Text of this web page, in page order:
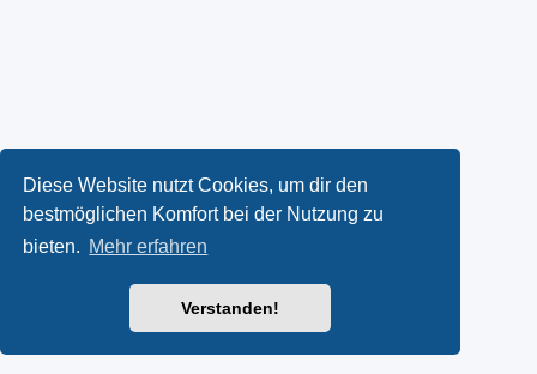
Diese Website nutzt Cookies, um dir den
bestmöglichen Komfort bei der Nutzung zu
bieten. Mehr erfahren
Verstanden!